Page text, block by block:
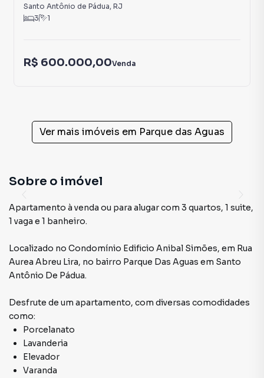
Santo Antônio de Pádua, RJ
3
1
R$ 600.000,00Venda
Ver mais imóveis em Parque das Aguas
Sobre o imóvel
Apartamento à venda ou para alugar com 3 quartos, 1 suite,
1 vaga e 1 banheiro.
Localizado no Condomínio Edificio Anibal Simões, em Rua
Aurea Abreu Lira, no bairro Parque Das Aguas em Santo
Antônio De Pádua.
Desfrute de um apartamento, com diversas comodidades
como:
Porcelanato
Lavanderia
Elevador
Varanda